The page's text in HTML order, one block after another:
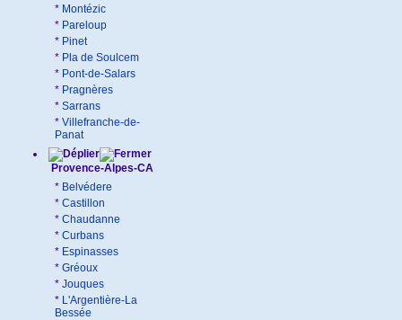
* Montézic
* Pareloup
* Pinet
* Pla de Soulcem
* Pont-de-Salars
* Pragnères
* Sarrans
* Villefranche-de-
Panat
Provence-Alpes-CA
* Belvédere
* Castillon
* Chaudanne
* Curbans
* Espinasses
* Gréoux
* Jouques
* L'Argentière-La
Bessée